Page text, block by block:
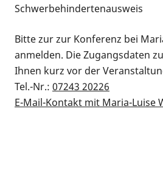
Schwerbehindertenausweis
Bitte zur zur Konferenz bei
anmelden. Die Zugangsdaten
Ihnen kurz vor der
Tel.-Nr.: 07243 20226
E-Mail-Kontakt mit Maria-Luise